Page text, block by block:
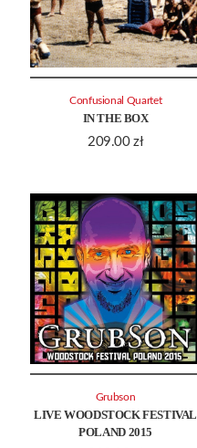
IN THE BOX
209.00 zł
Confusional Quartet
LIVE WOODSTOCK FESTIVAL
POLAND 2015
Grubson